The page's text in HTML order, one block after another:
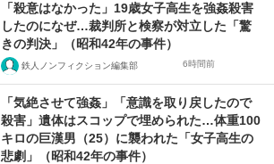
「殺意はなかった」19歳女子高生を強姦殺害
したのになぜ…裁判所と検察が対立した「驚
きの判決」（昭和42年の事件）
鉄人ノンフィクション編集部 6時間前
「気絶させて強姦」「意識を取り戻したので
殺害」遺体はスコップで埋められた…体重100
キロの巨漢男（25）に襲われた「女子高生の
悲劇」（昭和42年の事件）